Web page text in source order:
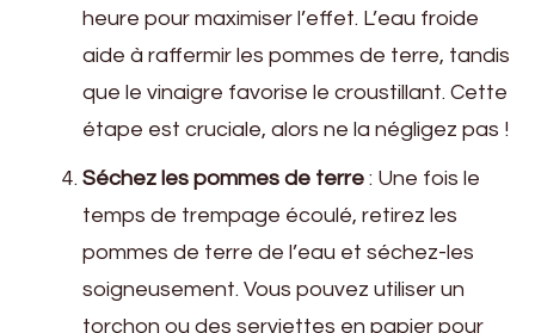
heure pour maximiser l’effet. L’eau froide
aide à raffermir les pommes de terre, tandis
que le vinaigre favorise le croustillant. Cette
étape est cruciale, alors ne la négligez pas !
Séchez les pommes de terre : Une fois le
temps de trempage écoulé, retirez les
pommes de terre de l’eau et séchez-les
soigneusement. Vous pouvez utiliser un
torchon ou des serviettes en papier pour